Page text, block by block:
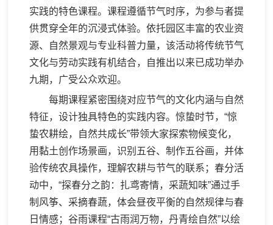
实践的特色课程。课程遵循节气时序，为参与者提
供贯穿全年的沉浸式体验。依托园区丰富的农业资
源、自然景观与专业科普力量，该活动将传统节气
文化与劳动实践有机结合，自推出以来已成功举办
九期，广受公众欢迎。
每期课程紧密围绕对应节气的文化内涵与自然
特征，设计独具特色的实践内容。惊蛰时节，“惊
蛰农耕绘，自然共成长”带领大家探索物候变化，
用黏土创作场景画，识别五谷、制作五谷画，并体
验传统农具操作，理解农耕与节气的联系；春分活
动中，“探春分之韵：扎鸢寄情，采蔬知味”通过手
制风筝、采摘春蔬，体会昼夜平衡的自然规律与春
日情感；谷雨课程“古雨润万物，丹青绘自然”以绘